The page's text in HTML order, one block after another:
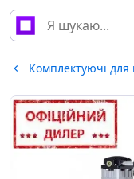
Комплектуючі для